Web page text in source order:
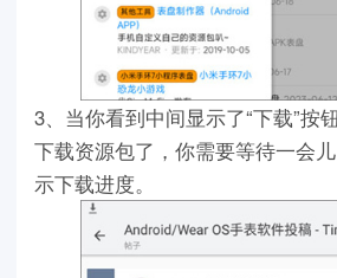
3、当你看到中间显示了“下载”按
下载资源包了，你需要等待一会
示下载进度。